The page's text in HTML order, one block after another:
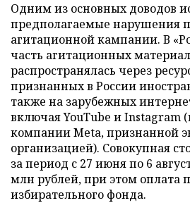
Одним из основных доводов
предполагаемые нарушения
агитационной кампании. В
часть агитационных
распространялась через
признанных в России
также на зарубежных
включая YouTube и Instagram
компании Meta, признанной
организацией). Совокупная
за период с 27 июня по 6
млн рублей, при этом оплата
избирательного фонда.